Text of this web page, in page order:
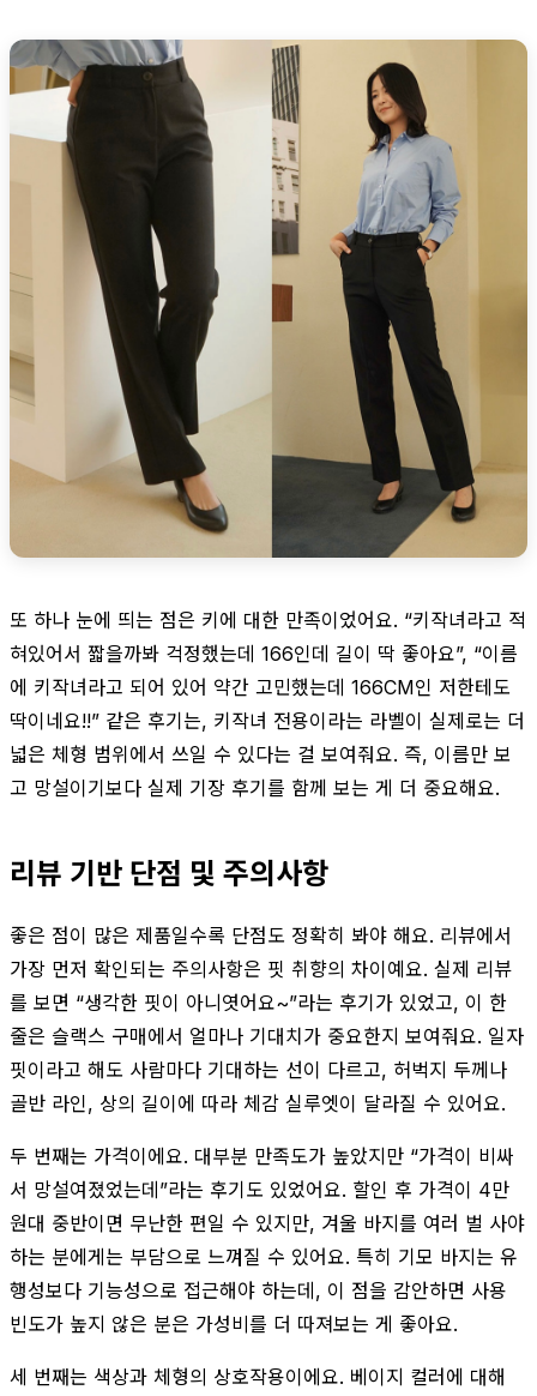
또 하나 눈에 띄는 점은 키에 대한 만족이었어요. “키작녀라고 적
혀있어서 짧을까봐 걱정했는데 166인데 길이 딱 좋아요”, “이름
에 키작녀라고 되어 있어 약간 고민했는데 166CM인 저한테도
딱이네요!!” 같은 후기는, 키작녀 전용이라는 라벨이 실제로는 더
넓은 체형 범위에서 쓰일 수 있다는 걸 보여줘요. 즉, 이름만 보
고 망설이기보다 실제 기장 후기를 함께 보는 게 더 중요해요.
리뷰 기반 단점 및 주의사항
좋은 점이 많은 제품일수록 단점도 정확히 봐야 해요. 리뷰에서
가장 먼저 확인되는 주의사항은 핏 취향의 차이예요. 실제 리뷰
를 보면 “생각한 핏이 아니엿어요~”라는 후기가 있었고, 이 한
줄은 슬랙스 구매에서 얼마나 기대치가 중요한지 보여줘요. 일자
핏이라고 해도 사람마다 기대하는 선이 다르고, 허벅지 두께나
골반 라인, 상의 길이에 따라 체감 실루엣이 달라질 수 있어요.
두 번째는 가격이에요. 대부분 만족도가 높았지만 “가격이 비싸
서 망설여졌었는데”라는 후기도 있었어요. 할인 후 가격이 4만
원대 중반이면 무난한 편일 수 있지만, 겨울 바지를 여러 벌 사야
하는 분에게는 부담으로 느껴질 수 있어요. 특히 기모 바지는 유
행성보다 기능성으로 접근해야 하는데, 이 점을 감안하면 사용
빈도가 높지 않은 분은 가성비를 더 따져보는 게 좋아요.
세 번째는 색상과 체형의 상호작용이에요. 베이지 컬러에 대해